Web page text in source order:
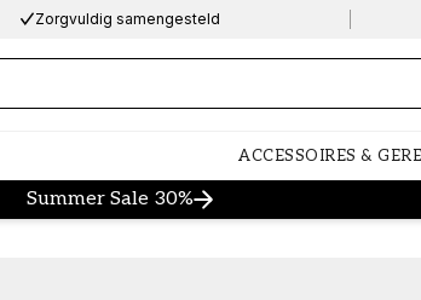
Zorgvuldig samengesteld
ACCESSOIRES &
Summer Sale 30%